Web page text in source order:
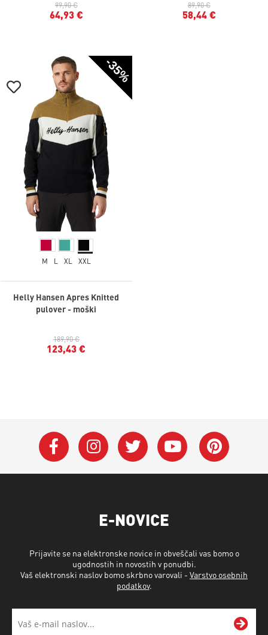
99,90 €
64,93 €
89,90 €
58,44 €
-35%
M L XL XXL
Helly Hansen Apres Knitted
pulover - moški
189,90 €
123,43 €
E-NOVICE
Prijavite se na elektronske novice in obveščali vas bomo o
ugodnostih in novostih v ponudbi.
Vaš elektronski naslov bomo skrbno varovali - Varstvo osebnih
podatkov.